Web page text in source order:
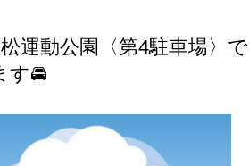
運動公園〈第4駐車場〉で
す🚘